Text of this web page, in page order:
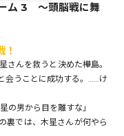
ム 3 ～頭脳戦に舞
さんを救うと決めた樺島。
会うことに成功する。……け
の男から目を離すな」
裏では、木星さんが何やら